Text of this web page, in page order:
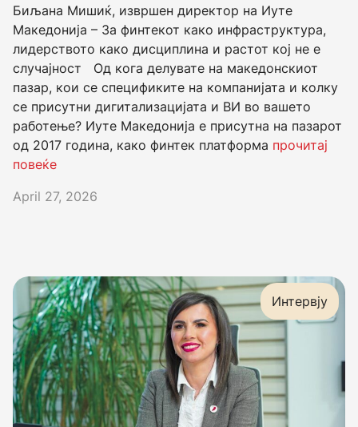
Биљана Мишиќ, извршен директор на Иуте
Македонија – За финтекот како инфраструктура,
лидерството како дисциплина и растот кој не е
случајност Од кога делувате на македонскиот
пазар, кои се спецификите на компанијата и колку
се присутни дигитализацијата и ВИ во вашето
работење? Иуте Македонија е присутна на пазарот
од 2017 година, како финтек платформа прочитај
повеќе
April 27, 2026
Интервју